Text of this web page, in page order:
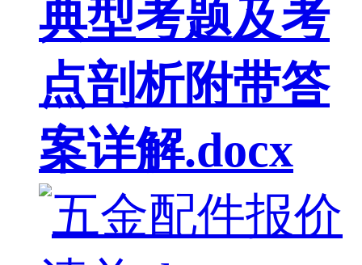
典型考题及考
点剖析附带答
案详解.docx